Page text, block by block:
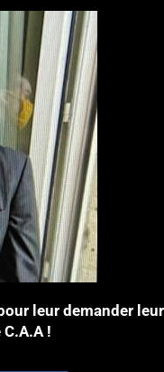
leur demander
!